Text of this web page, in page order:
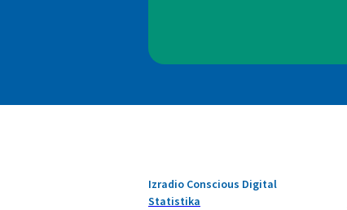
Izradio Conscious Digital
Statistika